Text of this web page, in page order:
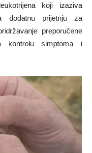
koji izaziva
dodatnu prijetnju za
preporučene
kontrolu simptoma i